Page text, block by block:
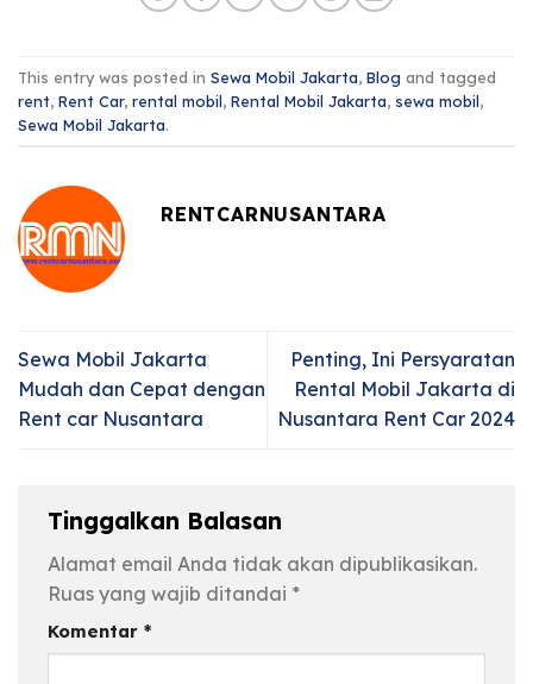
This entry was posted in Sewa Mobil Jakarta, Blog and tagged
rent, Rent Car, rental mobil, Rental Mobil Jakarta, sewa mobil,
Sewa Mobil Jakarta.
RENTCARNUSANTARA
Sewa Mobil Jakarta
Mudah dan Cepat dengan
Rent car Nusantara
Penting, Ini Persyaratan
Rental Mobil Jakarta di
Nusantara Rent Car 2024
Tinggalkan Balasan
Alamat email Anda tidak akan dipublikasikan.
Ruas yang wajib ditandai *
Komentar *